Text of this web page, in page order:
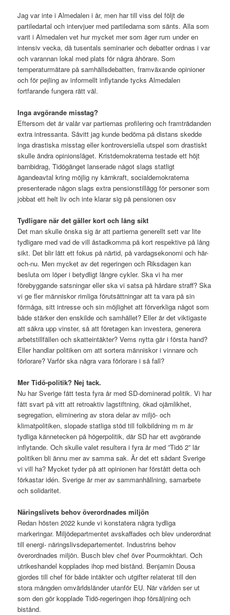
Jag var inte i Almedalen i år, men har till viss del följt de
partiledartal och intervjuer med partiledarna som sänts. Alla som
varit i Almedalen vet hur mycket mer som äger rum under en
intensiv vecka, då tusentals seminarier och debatter ordnas i var
och varannan lokal med plats för några åhörare. Som
temperaturmätare på samhällsdebatten, framväxande opinioner
och för pejling av informellt inflytande tycks Almedalen
fortfarande fungera rätt väl.
Inga avgörande misstag?
Eftersom det är valår var partiernas profilering och framträdanden
extra intressanta. Såvitt jag kunde bedöma på distans skedde
inga drastiska misstag eller kontroversiella utspel som drastiskt
skulle ändra opinionsläget. Kristdemokraterna testade ett höjt
barnbidrag, Tidögänget lanserade något slags statligt
ägandeavtal kring möjlig ny kärnkraft, socialdemokraterna
presenterade någon slags extra pensionstillägg för personer som
jobbat ett helt liv och inte klarar sig på pensionen osv
Tydligare när det gäller kort och lång sikt
Det man skulle önska sig är att partierna generellt sett var lite
tydligare med vad de vill åstadkomma på kort respektive på lång
sikt. Det blir lätt ett fokus på närtid, på vardagsekonomi och här-
och-nu. Men mycket av det regeringen och Riksdagen kan
besluta om löper i betydligt längre cykler. Ska vi ha mer
förebyggande satsningar eller ska vi satsa på hårdare straff? Ska
vi ge fler människor rimliga förutsättningar att ta vara på sin
förmåga, sitt intresse och sin möjlighet att förverkliga något som
både stärker den enskilde och samhället? Eller är det viktigaste
att säkra upp vinster, så att företagen kan investera, generera
arbetstillfällen och skatteintäkter? Vems nytta går i första hand?
Eller handlar politiken om att sortera människor i vinnare och
förlorare? Varför ska några vara förlorare i så fall?
Mer Tidö-politik? Nej tack.
Nu har Sverige fått testa fyra år med SD-dominerad politik. Vi har
fått svart på vitt att retroaktiv lagstiftning, ökad ojämlikhet,
segregation, eliminering av stora delar av miljö- och
klimatpolitiken, slopade statliga stöd till folkbildning m m är
tydliga kännetecken på högerpolitik, där SD har ett avgörande
inflytande. Och skulle valet resultera i fyra år med ”Tidö 2” lär
politiken bli ännu mer av samma sak. Är det ett sådant Sverige
vi vill ha? Mycket tyder på att opinionen har förstått detta och
förkastar idén. Sverige är mer av sammanhållning, samarbete
och solidaritet.
Näringslivets behov överordnades miljön
Redan hösten 2022 kunde vi konstatera några tydliga
markeringar. Miljödepartmentet avskaffades och blev underordnat
till energi- näringslivsdepartementet. Industrins behov
överordnades miljön. Busch blev chef över Pourmokhtari. Och
utrikeshandel kopplades ihop med bistånd. Benjamin Dousa
gjordes till chef för både intäkter och utgifter relaterat till den
stora mängden omvärldsländer utanför EU. När världen ser ut
som den gör kopplade Tidö-regeringen ihop försäljning och
bistånd.